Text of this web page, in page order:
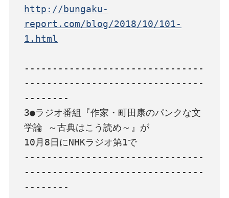
http://bungaku-
report.com/blog/2018/10/101-
1.html
--------------------------------
--------------------------------
--------
3●ラジオ番組『作家・町田康のパンクな文
学論 ～古典はこう読め～』が
10月8日にNHKラジオ第1で
--------------------------------
--------------------------------
--------